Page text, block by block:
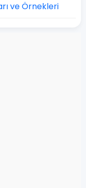
ve Örnekleri